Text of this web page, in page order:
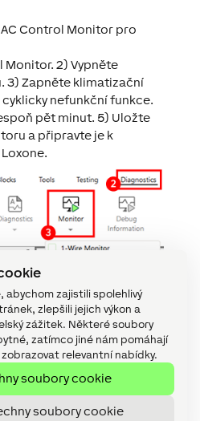
abychom zajistili spolehlivý
zlepšili jejich výkon a
zážitek. Některé soubory
zatímco jiné nám pomáhají
relevantní nabídky.
soubory cookie
soubory cookie
Control Monitor pro
Monitor. 2) Vypněte
3) Zapněte klimatizační
nefunkční funkce.
pět minut. 5) Uložte
a připravte je k